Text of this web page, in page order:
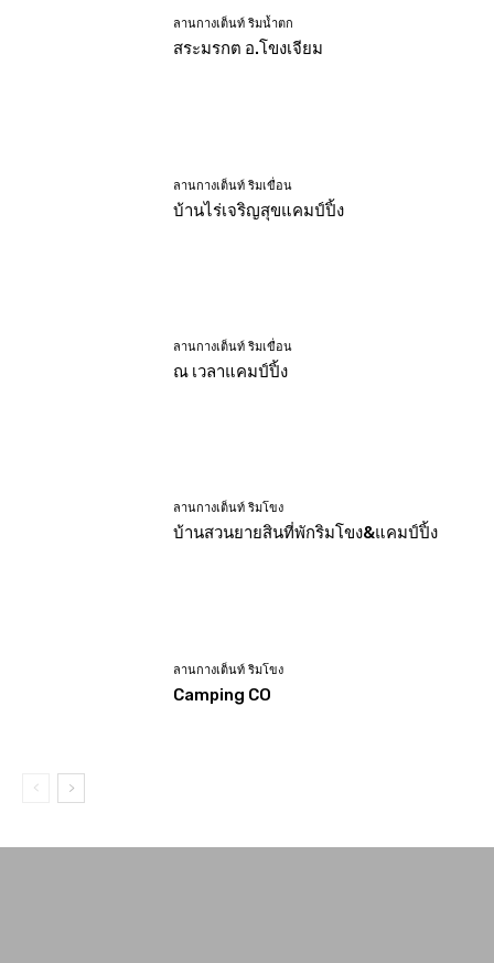
ลานกางเต็นท์ ริมน้ำตก
สระมรกต อ.โขงเจียม
ลานกางเต็นท์ ริมเขื่อน
บ้านไร่เจริญสุขแคมป์ปิ้ง
ลานกางเต็นท์ ริมเขื่อน
ณ เวลาแคมป์ปิ้ง
ลานกางเต็นท์ ริมโขง
บ้านสวนยายสินที่พักริมโขง&แคมป์ปิ้ง
ลานกางเต็นท์ ริมโขง
Camping CO